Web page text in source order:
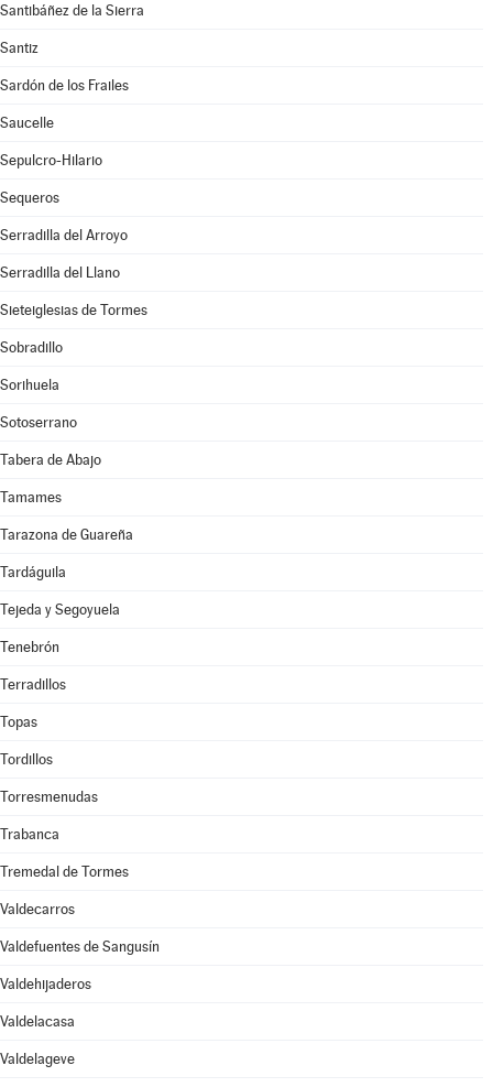
Santibáñez de la Sierra
Santiz
Sardón de los Frailes
Saucelle
Sepulcro-Hilario
Sequeros
Serradilla del Arroyo
Serradilla del Llano
Sieteiglesias de Tormes
Sobradillo
Sorihuela
Sotoserrano
Tabera de Abajo
Tamames
Tarazona de Guareña
Tardáguila
Tejeda y Segoyuela
Tenebrón
Terradillos
Topas
Tordillos
Torresmenudas
Trabanca
Tremedal de Tormes
Valdecarros
Valdefuentes de Sangusín
Valdehijaderos
Valdelacasa
Valdelageve